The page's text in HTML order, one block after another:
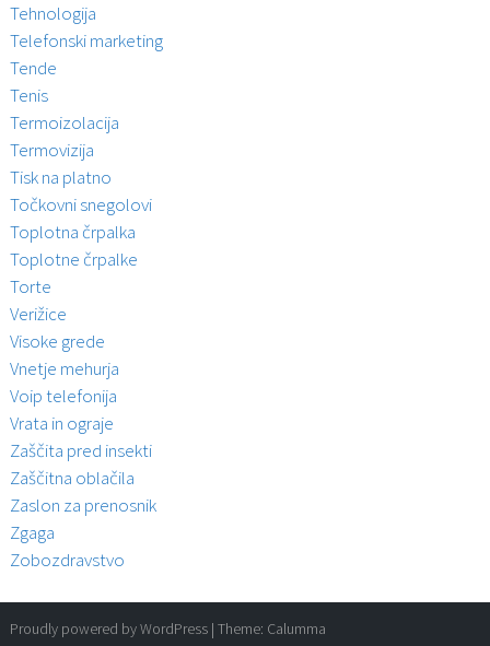
Tehnologija
Telefonski marketing
Tende
Tenis
Termoizolacija
Termovizija
Tisk na platno
Točkovni snegolovi
Toplotna črpalka
Toplotne črpalke
Torte
Verižice
Visoke grede
Vnetje mehurja
Voip telefonija
Vrata in ograje
Zaščita pred insekti
Zaščitna oblačila
Zaslon za prenosnik
Zgaga
Zobozdravstvo
Proudly powered by WordPress | Theme: Calumma